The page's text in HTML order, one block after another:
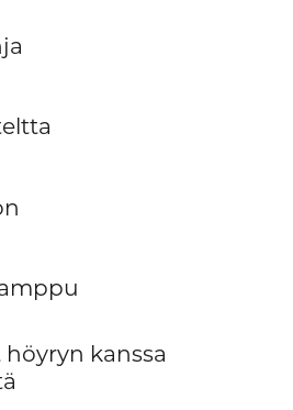
höyryn kanssa